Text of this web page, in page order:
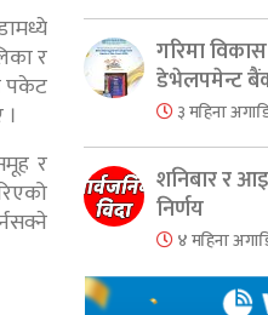
र
पकेट
र
गरिमा
डेभेलपमेन्ट
३ महिना
शनिबार र
निर्णय
४ महिना